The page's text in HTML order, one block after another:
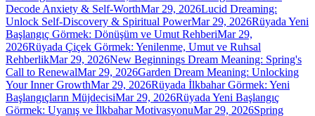
Decode Anxiety & Self-WorthMar 29, 2026Lucid Dreaming:
Unlock Self-Discovery & Spiritual PowerMar 29, 2026Rüyada Yeni
Başlangıç Görmek: Dönüşüm ve Umut RehberiMar 29,
2026Rüyada Çiçek Görmek: Yenilenme, Umut ve Ruhsal
RehberlikMar 29, 2026New Beginnings Dream Meaning: Spring's
Call to RenewalMar 29, 2026Garden Dream Meaning: Unlocking
Your Inner GrowthMar 29, 2026Rüyada İlkbahar Görmek: Yeni
Başlangıçların MüjdecisiMar 29, 2026Rüyada Yeni Başlangıç
Görmek: Uyanış ve İlkbahar MotivasyonuMar 29, 2026Spring